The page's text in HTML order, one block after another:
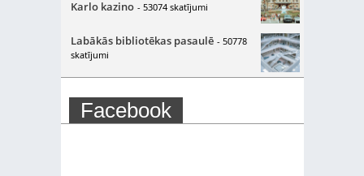
Karlo kazino - 53074 skatījumi
Labākās bibliotēkas pasaulē - 50778
skatījumi
Facebook